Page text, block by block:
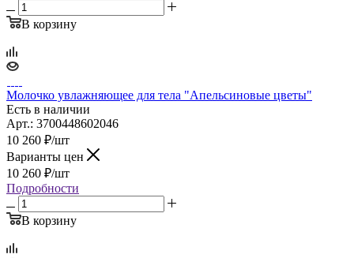
В корзину
Молочко увлажняющее для тела "Апельсиновые цветы"
Есть в наличии
Арт.: 3700448602046
10 260 ₽/шт
Варианты цен
10 260 ₽/шт
Подробности
В корзину